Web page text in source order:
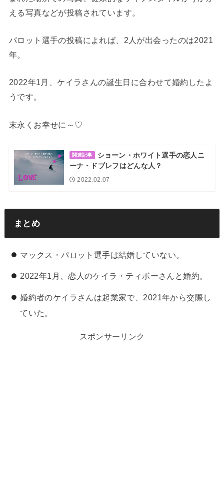
える写真などが投稿されています。
パロット選手の投稿によれば、2人が出会ったのは2021
年。
2022年1月、ケイラさんの誕生日に合わせて婚約したよ
うです。
末永くお幸せに～♡
関連記事
ショーン・ホワイト選手の恋人ニ
ーナ・ドブレフはどんな人？
2022.02.07
まとめ
マックス・パロット選手は結婚していない。
2022年1月、恋人のケイラ・ティボーさんと婚約。
婚約者のケイラさんは起業家で、2021年から交際し
ていた。
スポンサーリンク